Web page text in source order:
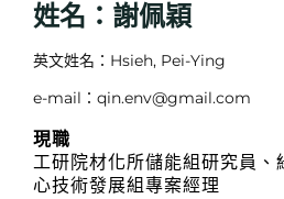
姓名：謝佩穎
英文姓名：Hsieh, Pei-Ying
e-mail：qin.env@gmail.com
現職
工研院材化所儲能組研究員、
心技術發展組專案經理